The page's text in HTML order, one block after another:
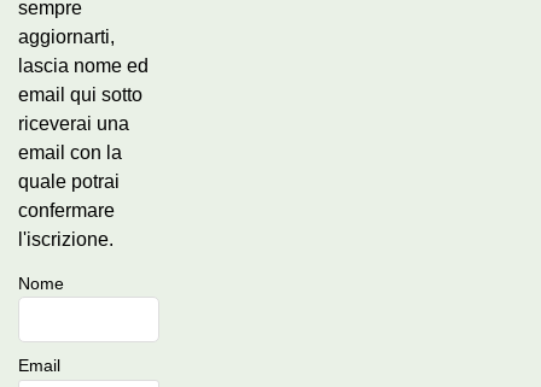
sempre
aggiornarti,
lascia nome ed
email qui sotto
riceverai una
email con la
quale potrai
confermare
l'iscrizione.
Nome
Email